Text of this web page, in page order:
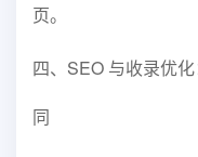
页。
四、SEO 与收录优
同